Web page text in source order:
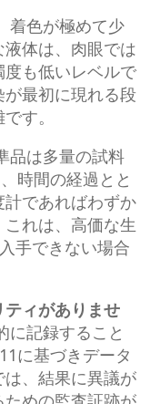
着色が極めて少
体は、肉眼では
も低いレベルで
最初に現れる段
す。
品は多量の試料
時間の経過とと
であればわずか
れは、高価な生
手できない場合
ィがありませ
に記録すること
に基づきデータ
、結果に異議が